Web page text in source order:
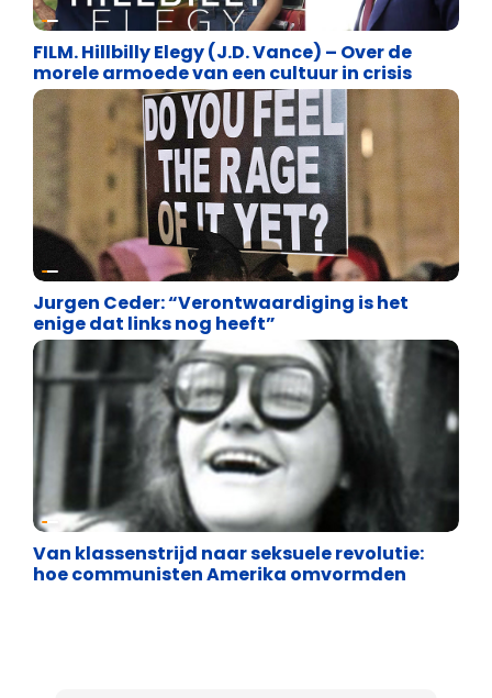
Uncategorized
FILM. Hillbilly Elegy (J.D. Vance) – Over de
morele armoede van een cultuur in crisis
Uncategorized
Jurgen Ceder: “Verontwaardiging is het
enige dat links nog heeft”
Uncategorized
Van klassenstrijd naar seksuele revolutie:
hoe communisten Amerika omvormden